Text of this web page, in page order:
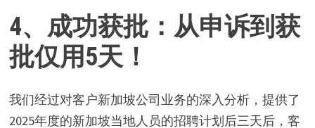
4、成功获批：从申诉到获
批仅用5天！
我们经过对客户新加坡公司业务的深入分析，提供了
2025年度的新加坡当地人员的招聘计划后三天后，客